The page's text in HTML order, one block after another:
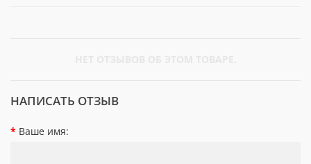
НАПИСАТЬ ОТЗЫВ
Ваше имя: